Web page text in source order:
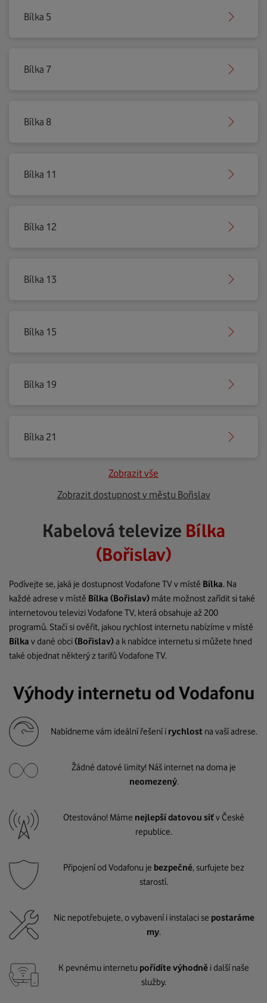
Bílka 5
Bílka 7
Bílka 8
Bílka 11
Bílka 12
Bílka 13
Bílka 15
Bílka 19
Bílka 21
Zobrazit vše
Zobrazit dostupnost v městu Bořislav
Kabelová televize Bílka
(Bořislav)
Podívejte se, jaká je dostupnost Vodafone TV v místě Bílka. Na
každé adrese v místě Bílka (Bořislav) máte možnost zařídit si také
internetovou televizi Vodafone TV, která obsahuje až 200
programů. Stačí si ověřit, jakou rychlost internetu nabízíme v místě
Bílka v dané obci(Bořislav)a k nabídce internetu si můžete hned
také objednat některý z tarifů Vodafone TV.
Výhody internetu od Vodafonu
Nabídneme vám ideální řešení i rychlost na vaší adrese.
Žádné datové limity! Náš internet na doma je
neomezený.
Otestováno! Máme nejlepší datovou síťv České
republice.
Připojení od Vodafonu je bezpečné, surfujete bez
starostí.
Nic nepotřebujete, o vybavení i instalaci se postaráme
my.
K pevnému internetu pořídíte výhodně i další naše
služby.